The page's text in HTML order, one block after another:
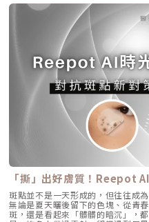
的特點是透過穩定擴散來刺激肌膚
改善膚況的人。Q2：可以和電波、
療程搭配使用，建議間隔約兩週，
波、音波術後可加速肌膚修復並延
Profhilo療程。施打前請務必諮詢
菲洛每年需要打幾次？ 一個完整療
個月，第三次則可在四到六個月後
加強療程，以延續效果。Q4：頸
在頸部與手背同樣有良好表現，能
程。Q5：是否適合所有膚質？ 大
對玻尿酸過敏者不建議施打。Q6
做？Profhilo適合有初期老化、乾
就可以評估施作。特別推薦給希望
感的人。Q7：施打Profhilo會很痛
程簡單快速，使用極細針在臉部五
有暫時性紅腫或小腫塊，通常幾小
Q8：Profhilo成分天然嗎？會不
物來源的玻尿酸，不含常見交聯劑
低，並獲得歐盟CE安全認證。
程，不以填充為主，而是提升肌膚
如果你渴望不影響生活的微創保養
對值得你列入考量。在選擇療程前
合方案，才能真正達到年輕又自然
法：抗痘金大PK過去我們面對嚴重
終極解方。然而，隨著光電科技的
破壞皮脂腺」的新紀元。目前市面
AviClear 戰痘雷射與 CAPRI 藍雷
油，但在波長與作用機制上卻有著
統的口服A酸又有什麼不同？以下
雷射 vs. CAPRI 藍雷射這兩款都是
致，但「作戰策略」卻截然不同：
注皮脂腺的「源頭阻斷」作用原理
「油脂專一性」，能穿透皮膚精準
心強項：直接從源頭切斷出油量並
與控油效果，非常適合追求長期穩
藍雷射（1450nm + 450nm）：控
合 1450nm 的熱能來縮減皮脂腺
滅表皮的痤瘡桿菌（殺菌）。核心
炎、紅腫的痘痘，具有極佳的立即
積發炎的患者。3. 傳統終極武器
於全身性的系統性治療。它能全面
進毛囊正常角化，並大幅減少發炎
次打擊痘痘的四大成因，對於嚴重
（包含抗生素、外用藥膏）無效的
性。需注意事項：伴隨較明顯的副
皮、眼睛乾澀等。此外，孕婦絕對
原因造成的，通常是以下幾個因素
東油田的擴建工程毛孔是皮脂排出
達，或是受到氣溫升高、荷爾蒙波
大增時，通道就會被迫「擴建」來
通道堵塞引發的連鎖反應健康的肌
常，這些廢棄角質就會和皮脂、空
孔開口。久而久之，毛孔就像被塞
毛孔】：膠原蛋白流失的初老警報
就像是撐起毛孔的堅固地基。隨著
化」，地基流失、失去支撐力，毛
4. 【缺水型毛孔】：肌膚乾旱造成
層極度缺水時，毛孔周圍的表皮細
無法飽滿排列。在細胞與細胞之間
明顯。5. 【疤痕型毛孔】：手癢
疤」的範疇。過去長了嚴重的發炎
真皮層組織嚴重受損。在傷口修復
可逆的凹洞。6. 【蟎蟲型毛孔】：
有共生的「蠕形蟎蟲」，但當免疫
壞皮脂膜時，蟎蟲就會大量異常繁
排泄物與屍體會引發毛囊發炎，進
毛孔不失控？雖然保養品無法讓已
家保養，能幫助控制毛孔不再進一
「撕」出好膚質！Reepot
斑點並不是一天形成的，但往往成
無論是夏天曬後留下的色塊、從青
斑，還是看起來「髒髒的暗沉」，